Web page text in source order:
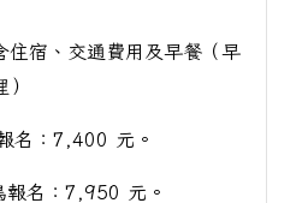
住宿、交通費用及早餐（早
名：7,400 元。
名：7,950 元。